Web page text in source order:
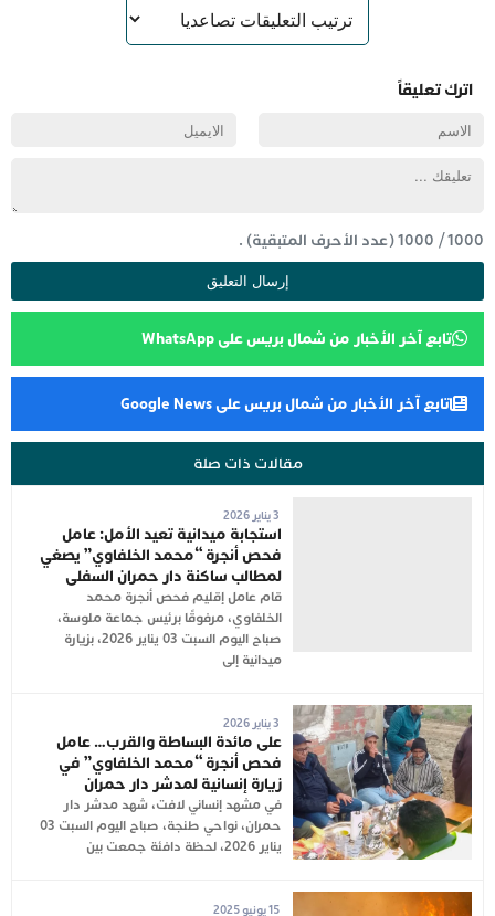
اترك تعليقاً
1000
/
1000(عدد الأحرف المتبقية) .
تابع آخر الأخبار من شمال بريس على WhatsApp
تابع آخر الأخبار من شمال بريس على Google News
مقالات ذات صلة
استجابة ميدانية تعيد الأمل: عامل
فحص أنجرة “محمد الخلفاوي” يصغي
لمطالب ساكنة دار حمران السفلى
قام عامل إقليم فحص أنجرة محمد
الخلفاوي، مرفوقًا برئيس جماعة ملوسة،
صباح اليوم السبت 03 يناير 2026، بزيارة
ميدانية إلى
على مائدة البساطة والقرب… عامل
فحص أنجرة “محمد الخلفاوي” في
زيارة إنسانية لمدشر دار حمران
في مشهد إنساني لافت، شهد مدشر دار
حمران، نواحي طنجة، صباح اليوم السبت 03
يناير 2026، لحظة دافئة جمعت بين
15 يونيو 2025